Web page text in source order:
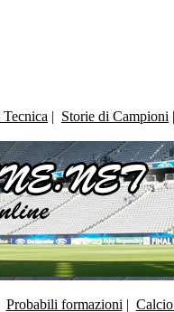
Tecnica | Storie di Campioni |
Probabili formazioni |